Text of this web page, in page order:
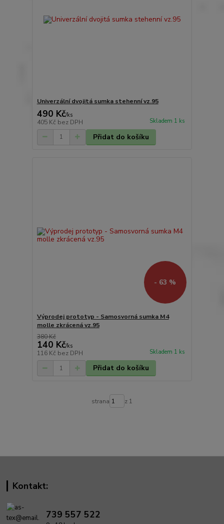
Univerzální dvojitá sumka stehenní vz.95
490 Kč/ks
405 Kč bez DPH Skladem 1 ks
Přidat do košíku
- 63 %
Výprodej prototyp - Samosvorná sumka M4
molle zkrácená vz.95
380 Kč
140 Kč/ks
116 Kč bez DPH Skladem 1 ks
Přidat do košíku
strana z 1
Kontakt:
739 557 522